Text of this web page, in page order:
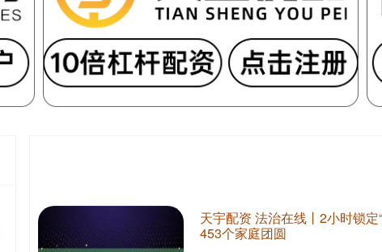
天宇配资 法治在线丨2小时锁定
453个家庭团圆